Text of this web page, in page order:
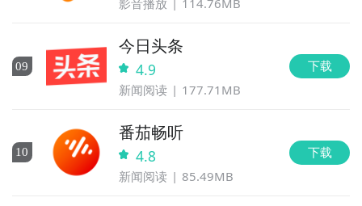
影音播放 114.76MB
09
今日头条
4.9
新闻阅读 177.71MB
下载
10
番茄畅听
4.8
新闻阅读 85.49MB
下载